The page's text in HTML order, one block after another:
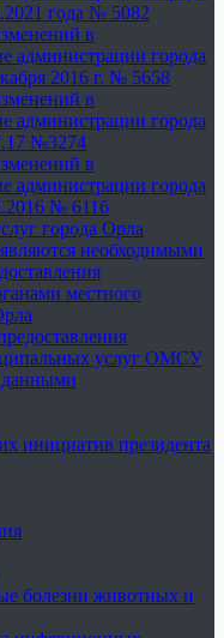
года № 5082
в
администрации города
2016 г. № 5658
в
администрации города
№3274
в
администрации города
№ 6116
города Орла
необходимыми
местного
услуг ОМСУ
данными
инициатив президента
болезни животных и